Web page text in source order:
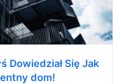
Dowiedział Się Jak
dom!